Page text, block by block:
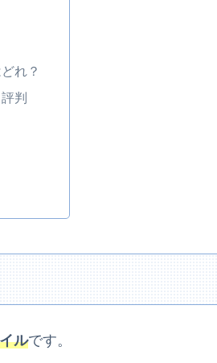
れ？
判
ルです。